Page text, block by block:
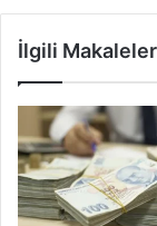
k
S
o
r
n
S
ı
z
İlgili Makaleler